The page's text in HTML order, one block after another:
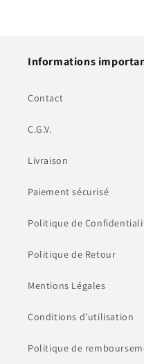
Informations
Contact
C.G.V.
Livraison
Paiement sécurisé
Politique de
Politique de Retour
Mentions Légales
Conditions d’utilisation
Politique de